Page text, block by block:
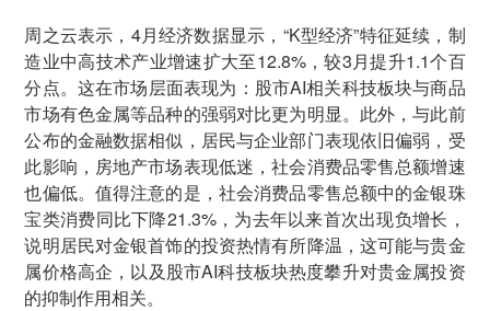
周之云表示，4月经济数据显示，“K型经济”特征延续，制
造业中高技术产业增速扩大至12.8%，较3月提升1.1个百
分点。这在市场层面表现为：股市AI相关科技板块与商品
市场有色金属等品种的强弱对比更为明显。此外，与此前
公布的金融数据相似，居民与企业部门表现依旧偏弱，受
此影响，房地产市场表现低迷，社会消费品零售总额增速
也偏低。值得注意的是，社会消费品零售总额中的金银珠
宝类消费同比下降21.3%，为去年以来首次出现负增长，
说明居民对金银首饰的投资热情有所降温，这可能与贵金
属价格高企，以及股市AI科技板块热度攀升对贵金属投资
的抑制作用相关。